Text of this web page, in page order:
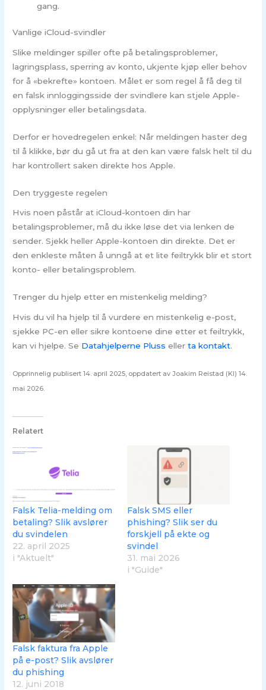
gang.
Vanlige iCloud-svindler
Slike meldinger spiller ofte på betalingsproblemer,
lagringsplass, sperring av konto, ukjente kjøp eller behov
for å «bekrefte» kontoen. Målet er som regel å få deg til
en falsk innloggingsside der svindlere kan stjele Apple-
opplysninger eller betalingsdata.
Derfor er hovedregelen enkel: Når meldingen haster deg
til å klikke, bør du gå ut fra at den kan være falsk helt til du
har kontrollert saken direkte hos Apple.
Den tryggeste regelen
Hvis noen påstår at iCloud-kontoen din har
betalingsproblemer, må du ikke løse det via lenken de
sender. Sjekk heller Apple-kontoen din direkte. Det er
den enkleste måten å unngå at et lite feiltrykk blir et stort
konto- eller betalingsproblem.
Trenger du hjelp etter en mistenkelig melding?
Hvis du vil ha hjelp til å vurdere en mistenkelig e-post,
sjekke PC-en eller sikre kontoene dine etter et feiltrykk,
kan vi hjelpe. Se Datahjelperne Pluss ellerta kontakt.
Opprinnelig publisert 14. april 2025, oppdatert av Joakim Reistad (KI) 14.
mai 2026.
Relatert
Falsk Telia-melding om
betaling? Slik avslører
du svindelen
22. april 2025
i "Aktuelt"
Falsk SMS eller
phishing? Slik ser du
forskjell på ekte og
svindel
31. mai 2026
i "Guide"
Falsk faktura fra Apple
på e-post? Slik avslører
du phishing
12. juni 2018